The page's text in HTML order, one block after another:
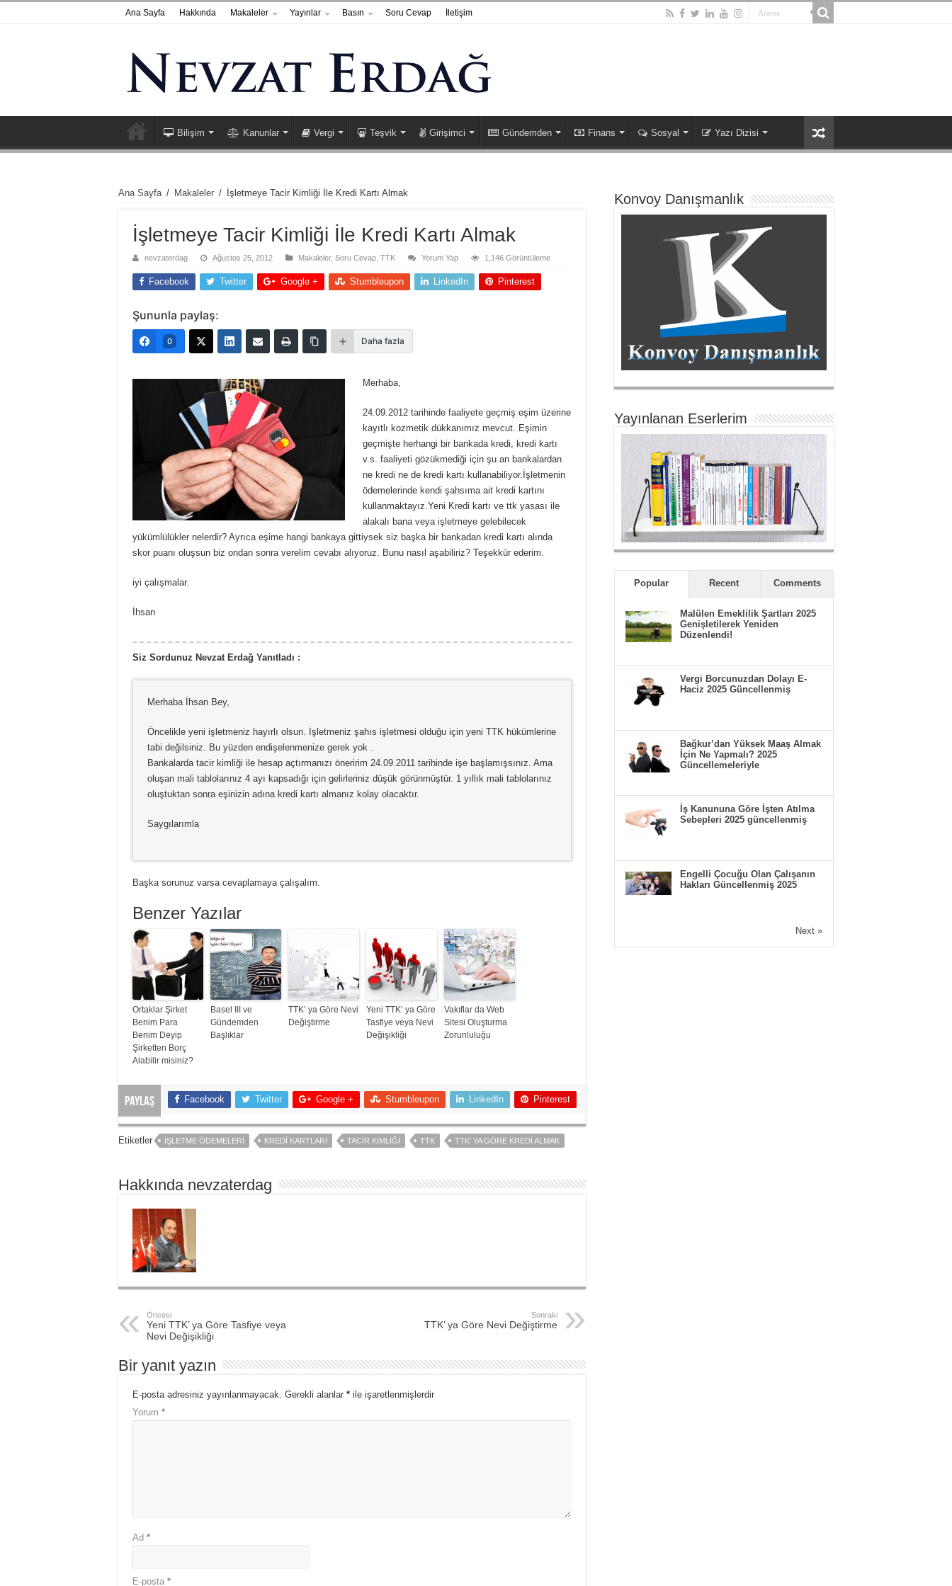
Ana Sayfa Hakkında Makaleler Yayınlar Basın Soru Cevap İletişim
Bilişim Kanunlar Vergi Teşvik Girişimci Gündemden Finans Sosyal Yazı Dizisi
Ana Sayfa / Makaleler / İşletmeye Tacir Kimliği İle Kredi Kartı Almak
İşletmeye Tacir Kimliği İle Kredi Kartı Almak
nevzaterdag Ağustos 25, 2012 Makaleler, Soru Cevap TTK Yorum Yap 1,146 Görüntüleme
Facebook Twitter Google + Stumbleupon LinkedIn Pinterest
Şununla paylaş:
0 Daha fazla
Merhaba,
24.09.2012 tarihinde faaliyete geçmiş eşim üzerine
kayıtlı kozmetik dükkanımız mevcut. Eşimin
geçmişte herhangi bir bankada kredi, kredi kartı
v.s. faaliyeti gözükmediği için şu an bankalardan
ne kredi ne de kredi kartı kullanabiliyor.İşletmenin
ödemelerinde kendi şahsıma ait kredi kartını
kullanmaktayız.Yeni Kredi kartı ve ttk yasası ile
alakalı bana veya işletmeye gelebilecek
yükümlülükler nelerdir? Ayrıca eşime hangi bankaya gittiysek siz başka bir bankadan kredi kartı alında
skor puanı oluşsun biz ondan sonra verelim cevabı alıyoruz. Bunu nasıl aşabiliriz? Teşekkür ederim.
iyi çalışmalar.
İhsan
Siz Sordunuz Nevzat Erdağ Yanıtladı :
Merhaba İhsan Bey,
Öncelikle yeni işletmeniz hayırlı olsun. İşletmeniz şahıs işletmesi olduğu için yeni TTK hükümlerine
tabi değilsiniz. Bu yüzden endişelenmenize gerek yok .
Bankalarda tacir kimliği ile hesap açtırmanızı öneririm 24.09.2011 tarihinde işe başlamışsınız. Ama
oluşan mali tablolarınız 4 ayı kapsadığı için gelirleriniz düşük görünmüştür. 1 yıllık mali tablolarınız
oluştuktan sonra eşinizin adına kredi kartı almanız kolay olacaktır.
Saygılarımla
Başka sorunuz varsa cevaplamaya çalışalım.
Benzer Yazılar
Ortaklar Şirket
Benim Para
Benim Deyip
Şirketten Borç
Alabilir misiniz?
Basel III ve
Gündemden
Başlıklar
TTK’ ya Göre Nevi
Değiştirme
Yeni TTK’ ya Göre
Tasfiye veya Nevi
Değişikliği
Vakıflar da Web
Sitesi Oluşturma
Zorunluluğu
Paylaş Facebook Twitter Google + Stumbleupon LinkedIn Pinterest
Etiketler İŞLETME ÖDEMELERI KREDI KARTLARI TACIR KIMLIĞI TTK TTK' YA GÖRE KREDI ALMAK
Hakkında nevzaterdag
Öncesi
Yeni TTK’ ya Göre Tasfiye veya
Nevi Değişikliği
Sonraki
TTK’ ya Göre Nevi Değiştirme
Bir yanıt yazın
E-posta adresiniz yayınlanmayacak. Gerekli alanlar * ile işaretlenmişlerdir
Yorum *
Ad *
E-posta *
Konvoy Danışmanlık
Yayınlanan Eserlerim
Popular Recent Comments
Malülen Emeklilik Şartları 2025
Genişletilerek Yeniden
Düzenlendi!
Vergi Borcunuzdan Dolayı E-
Haciz 2025 Güncellenmiş
Bağkur’dan Yüksek Maaş Almak
İçin Ne Yapmalı? 2025
Güncellemeleriyle
İş Kanununa Göre İşten Atılma
Sebepleri 2025 güncellenmiş
Engelli Çocuğu Olan Çalışanın
Hakları Güncellenmiş 2025
Next »